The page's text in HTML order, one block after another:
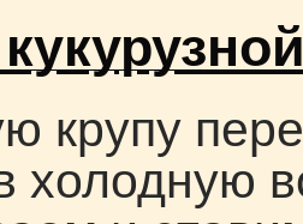
крупу
холодную